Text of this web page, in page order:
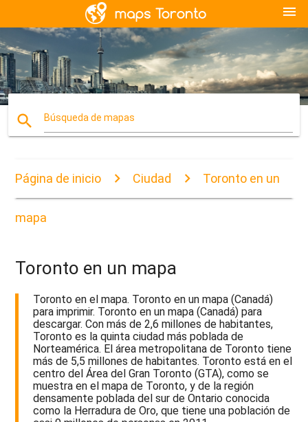
menu
search Búsqueda de mapas
Página de inicio Ciudad Toronto en un
mapa
Toronto en un mapa
Toronto en el mapa. Toronto en un mapa (Canadá)
para imprimir. Toronto en un mapa (Canadá) para
descargar. Con más de 2,6 millones de habitantes,
Toronto es la quinta ciudad más poblada de
Norteamérica. El área metropolitana de Toronto tiene
más de 5,5 millones de habitantes. Toronto está en el
centro del Área del Gran Toronto (GTA), como se
muestra en el mapa de Toronto, y de la región
densamente poblada del sur de Ontario conocida
como la Herradura de Oro, que tiene una población de